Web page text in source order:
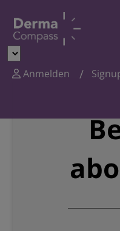
Anmelden